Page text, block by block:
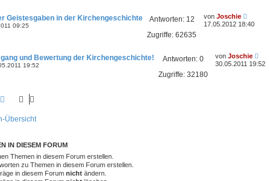
Geistesgaben in der Kirchengeschichte
09:25
Antworten: 12
Zugriffe: 62635
von Joschie
17.05.2012 18:40
und Bewertung der Kirchengeschichte!
19:52
Antworten: 0
Zugriffe: 32180
von Joschie
30.05.2011 19:52
Übersicht
IN DIESEM FORUM
Themen in diesem Forum erstellen.
zu Themen in diesem Forum erstellen.
in diesem Forum nicht ändern.